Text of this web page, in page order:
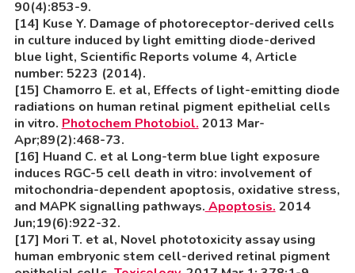
90(4):853-9.
[14] Kuse Y. Damage of photoreceptor-derived cells
in culture induced by light emitting diode-derived
blue light, Scientific Reports volume 4, Article
number: 5223 (2014).
[15] Chamorro E. et al, Effects of light-emitting diode
radiations on human retinal pigment epithelial cells
in vitro. Photochem Photobiol. 2013 Mar-
Apr;89(2):468-73.
[16] Huand C. et al Long-term blue light exposure
induces RGC-5 cell death in vitro: involvement of
mitochondria-dependent apoptosis, oxidative stress,
and MAPK signalling pathways. Apoptosis. 2014
Jun;19(6):922-32.
[17] Mori T. et al, Novel phototoxicity assay using
human embryonic stem cell-derived retinal pigment